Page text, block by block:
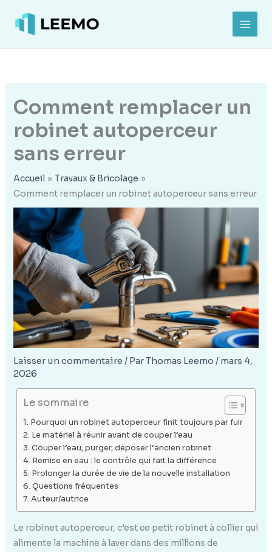
contenu
Comment remplacer un
robinet autoperceur
sans erreur
Accueil
Travaux & Bricolage
Comment remplacer un robinet autoperceur sans erreur
Laisser un commentaire / ParThomas Leemo / mars 4,
2026
Le sommaire
Pourquoi un robinet autoperceur finit toujours par fuir
Le matériel à réunir avant de couper l’eau
Couper l’eau, purger, déposer l’ancien robinet
Remise en eau : le contrôle qui fait la différence
Prolonger la durée de vie de la nouvelle installation
Questions fréquentes
Auteur/autrice
Le robinet autoperceur, c’est ce petit robinet à collier qui
alimente la machine à laver dans des millions de